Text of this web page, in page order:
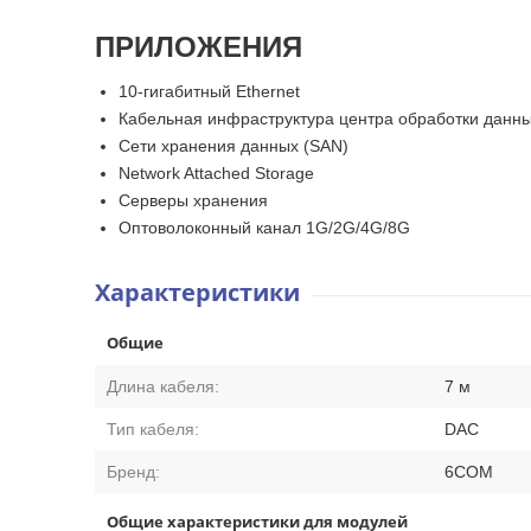
ПРИЛОЖЕНИЯ
10-гигабитный Ethernet
Кабельная инфраструктура центра обработки
Сети хранения данных (SAN)
Network Attached Storage
Серверы хранения
Оптоволоконный канал 1G/2G/4G/8G
Характеристики
Общие
Длина кабеля: 7 м
Тип кабеля: DAC
Бренд: 6COM
Общие характеристики для модулей